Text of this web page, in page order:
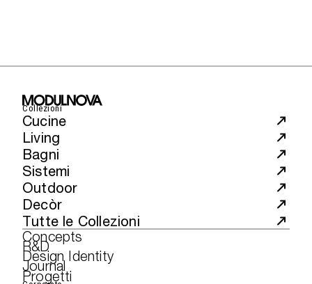
Collezioni
Cucine
Living
Bagni
Sistemi
Outdoor
Decòr
Tutte le Collezioni
Concepts
R&D
Design Identity
Journal
Progetti